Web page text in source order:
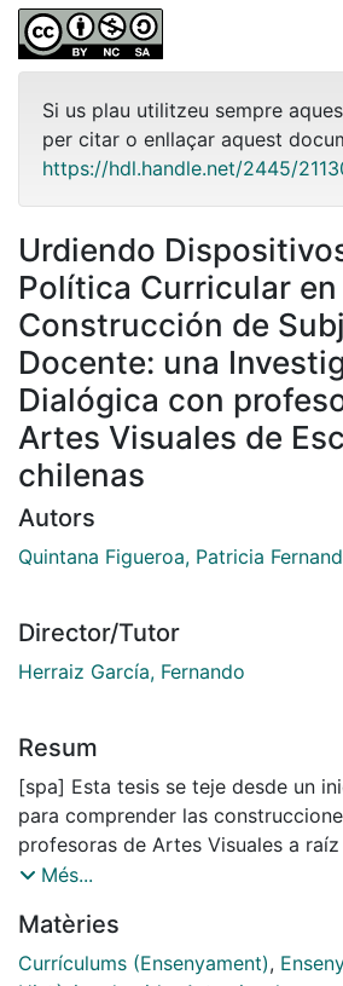
Si us plau utilitzeu sempre
per citar o enllaçar aquest
https://hdl.handle.net/2445/
Urdiendo
Política Curricular en
Construcción de
Docente: una
Dialógica con
Artes Visuales de
chilenas
Autors
Quintana Figueroa, Patricia
Director/Tutor
Herraiz García, Fernando
Resum
[spa] Esta tesis se teje desde un
para comprender las
profesoras de Artes Visuales a
política curricular, entendida esta
la puesta en práctica del curriculum
configuración de subjetividades
Més...
Matèries
Currículums (Ensenyament),